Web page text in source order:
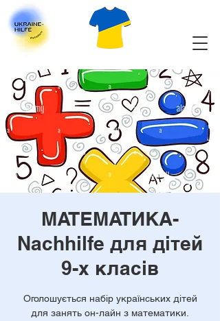
МАТЕМАТИКА-
Nachhilfe для дітей
9-х класів
Оголошується набір українських дітей
для занять он-лайн з математики.